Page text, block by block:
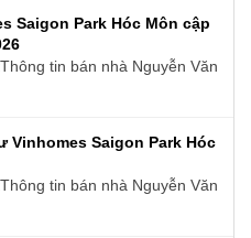
Saigon Park Hóc Môn cập
tin bán nhà Nguyễn Văn
Vinhomes Saigon Park Hóc
tin bán nhà Nguyễn Văn